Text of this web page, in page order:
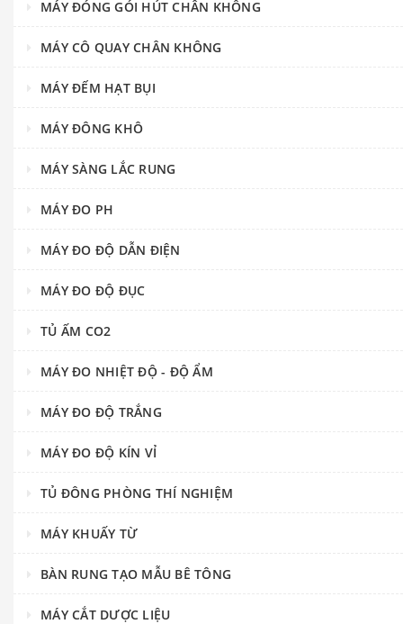
MÁY ĐÓNG GÓI HÚT CHÂN KHÔNG
MÁY CÔ QUAY CHÂN KHÔNG
MÁY ĐẾM HẠT BỤI
MÁY ĐÔNG KHÔ
MÁY SÀNG LẮC RUNG
MÁY ĐO PH
MÁY ĐO ĐỘ DẪN ĐIỆN
MÁY ĐO ĐỘ ĐỤC
TỦ ẤM CO2
MÁY ĐO NHIỆT ĐỘ - ĐỘ ẨM
MÁY ĐO ĐỘ TRẮNG
MÁY ĐO ĐỘ KÍN VỈ
TỦ ĐÔNG PHÒNG THÍ NGHIỆM
MÁY KHUẤY TỪ
BÀN RUNG TẠO MẪU BÊ TÔNG
MÁY CẮT DƯỢC LIỆU